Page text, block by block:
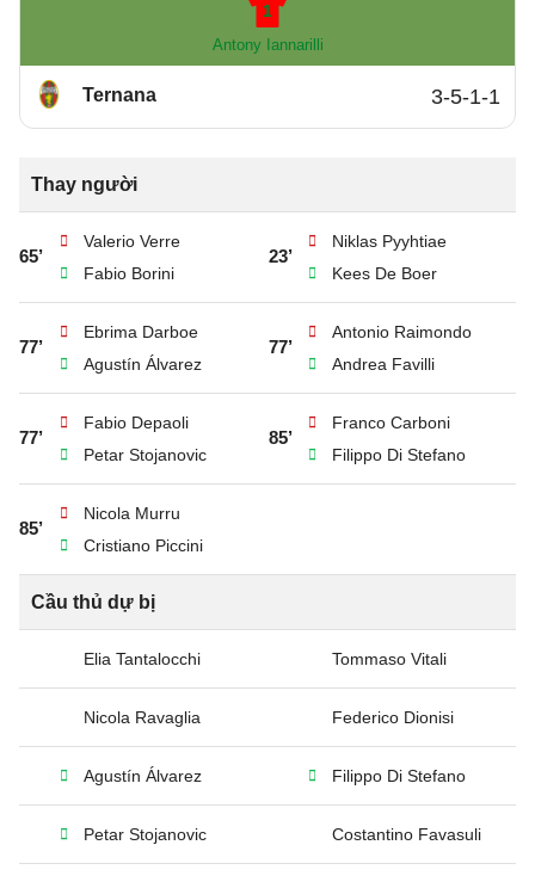
1
Antony Iannarilli
Ternana 3-5-1-1
Thay người
65’
Valerio Verre
Fabio Borini
23’
Niklas Pyyhtiae
Kees De Boer
77’
Ebrima Darboe
Agustín Álvarez
77’
Antonio Raimondo
Andrea Favilli
77’
Fabio Depaoli
Petar Stojanovic
85’
Franco Carboni
Filippo Di Stefano
85’
Nicola Murru
Cristiano Piccini
Cầu thủ dự bị
Elia Tantalocchi Tommaso Vitali
Nicola Ravaglia Federico Dionisi
Agustín Álvarez Filippo Di Stefano
Petar Stojanovic Costantino Favasuli